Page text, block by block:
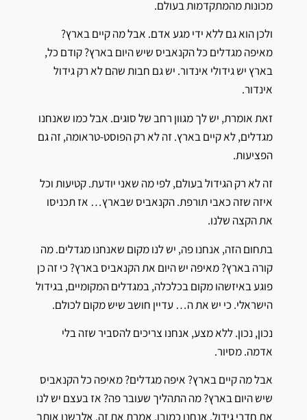
מכונות מהמתקדמות בעולם.
ולכן הוא גם ללא ידי מגע אדם. אבל מה קיים בארץ?
מאיפה מגדלים כל הקנאביס שיש היום בארץ? קודם כל,
בארץ יש גידולי אינדור. יש גם חבות שהם לא רק גידול
אינדור.
זאת אומרת, יש לך מגוון רחב של סוגים. אבל כמו שאנחנו
מגדלים, לא קיים בארץ. זה לא רק הפוסט-טראומה, זה גם
הפציעות.
זה לא רק הגידול בעולם, לפי מה שאני יודעת. קטיעות וכל
איזה שזה כאבי תורפת. הקנאביס שבארץ… אז תכניסו
את הקצה שלנו.
בתחום הזה, אנחנו פה, יש לנו מקום שאנחנו מגדלים. מה
קורה בארץ? מאיפה יש היום את הקנאביס בארץ? כי זה כן
פוגע באיזשהו מקום בכלכלה, במגדלים המקומיים, בגידול
הישראלי. כי יש את ה… עדיין חושב שיש מקום לכולם.
נכון, נכון. ללא מצע, אנחנו צריכים להסביר שזה בלי
אדמה. מסיור.
אבל מה קיים בארץ? איפה מגדלים? מאיפה כל הקנאביס
שיש היום בארץ? מה התהליך שעובר פה? אז בעצם יש לנו
את חדרי גידול. אנחנו כמובן, אמרת את זה, אלבשנו אותך